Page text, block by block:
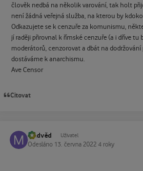
člověk nedbá na několik varování, tak holt
není žádná veřejná služba, na kterou by
Odkazujete se k cenzuře za komunismu,
jí raději přirovnal k římské cenzuře (a i dříve tu
moderátorů, cenzorovat a dbát na dodržování
dostáváme k anarchismu.
Ave Censor
Citovat
Medvěd Uživatel
Odesláno 13. června 2022 4 roky